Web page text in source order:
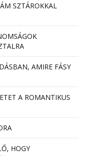
SZTÁROKKAL
AMIRE FÁSY
A ROMANTIKUS
HOGY